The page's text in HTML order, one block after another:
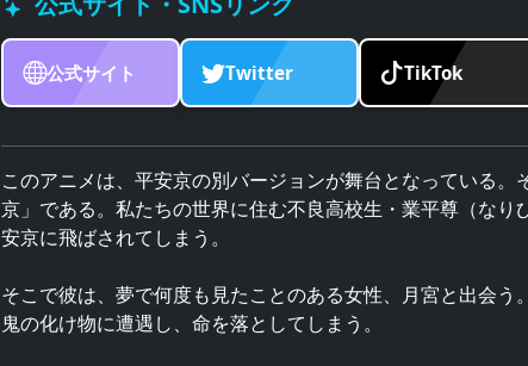
公式サイト Twitter TikTok
このアニメは、平安京の別バージョンが舞台となっている
京」である。私たちの世界に住む不良高校生・業平尊（な
安京に飛ばされてしまう。
そこで彼は、夢で何度も見たことのある女性、月宮と出会
鬼の化け物に遭遇し、命を落としてしまう。